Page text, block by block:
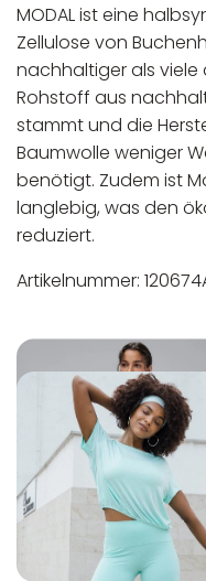
MODAL ist eine
Zellulose von
nachhaltiger als viele
Rohstoff aus
stammt und die
Baumwolle weniger
benötigt. Zudem ist
langlebig, was den
reduziert.
Artikelnummer:
Maschinenwäsche
Nicht bleichen
Nicht bügeln
Nicht
In der EU
Wirtschaftsakteur: